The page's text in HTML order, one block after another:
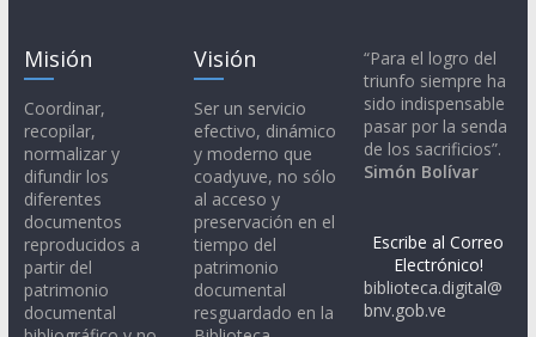
Misión
Coordinar,
recopilar,
normalizar y
difundir los
diferentes
documentos
reproducidos a
partir del
patrimonio
documental
Visión
Ser un servicio
efectivo, dinámico
y moderno que
coadyuve, no sólo
al acceso y
preservación en el
tiempo del
patrimonio
documental
resguardado en la
“Para el logro del
triunfo siempre ha
sido indispensable
pasar por la senda
de los sacrificios”.
Simón Bolívar
Escribe al Correo
Electrónico!
biblioteca.digital@
bnv.gob.ve